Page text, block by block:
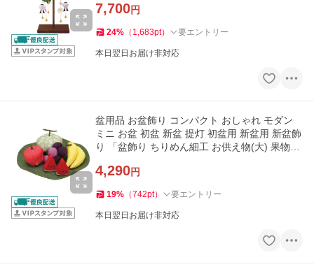
7,700円
24% （ 1,683pt） 要エントリー
本日翌日お届け非対応
盆用品 お盆飾り コンパクト おしゃれ モダン
ミニ お盆 初盆 新盆 提灯 初盆用 新盆用 新盆飾
り 「盆飾り ちりめん細工 お供え物(大) 果物セ
4,290円
19% （742pt） 要エントリー
本日翌日お届け非対応